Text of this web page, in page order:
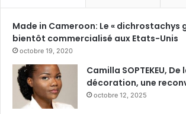
q
e
s
l
e
s
e
n
Made in Cameroon: Le « dichrostachys
bientôt commercialisé aux Etats-Unis
octobre 19, 2020
Camilla SOPTEKEU,
décoration, une
octobre 12, 2025